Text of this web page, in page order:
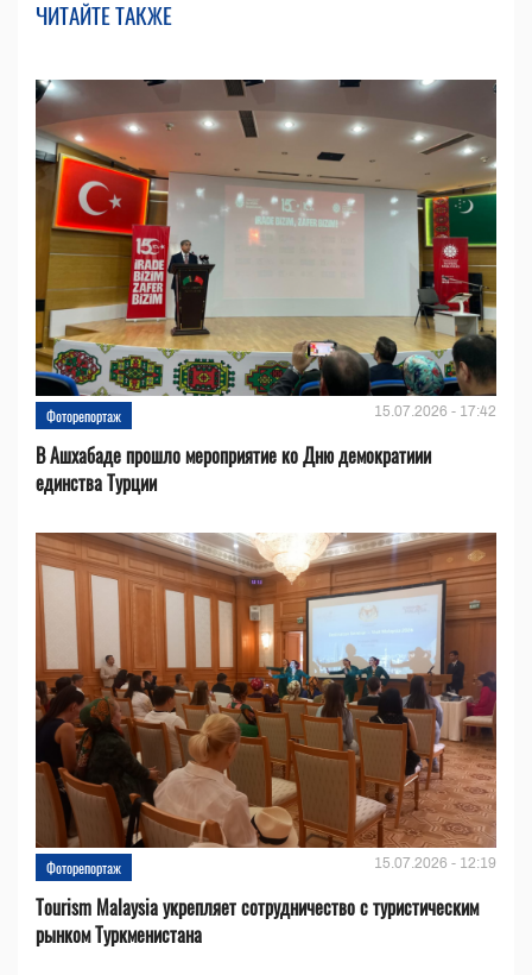
ЧИТАЙТЕ ТАКЖЕ
Фоторепортаж 15.07.2026 - 17:42
В Ашхабаде прошло мероприятие ко Дню демократиии
единства Турции
Фоторепортаж 15.07.2026 - 12:19
Tourism Malaysia укрепляет сотрудничество с туристическим
рынком Туркменистана